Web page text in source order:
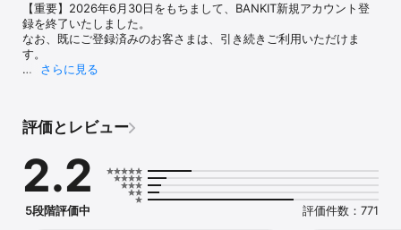
【重要】2026年6月30日をもちまして、BANKIT新規アカウント登
録を終了いたしました。
なお、既にご登録済みのお客さまは、引き続きご利用いただけま
す。
■入会金・年会費は無料！
後払いなど充実のチャージ、Visa以外にも多様な決済手段、ATM入
出金などiPhoneひとつで完結します。
＜BANKITの特徴＞
■いろんな方法でお買い物ができる
さらに見る
評価とレビュー
2.2
5段階評価中 評価件数：771